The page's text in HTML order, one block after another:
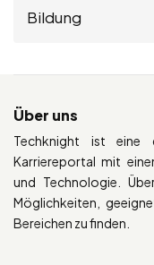
Bildung
Über uns
Techknight ist eine
Karriereportal mit
und Technologie.
Möglichkeiten,
Bereichen zu finden.